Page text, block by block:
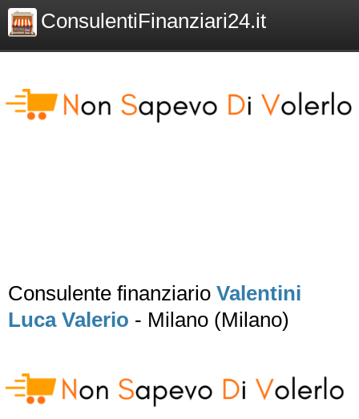
ConsulentiFinanziari24.it
Consulente finanziario Valentini
Luca Valerio - Milano (Milano)